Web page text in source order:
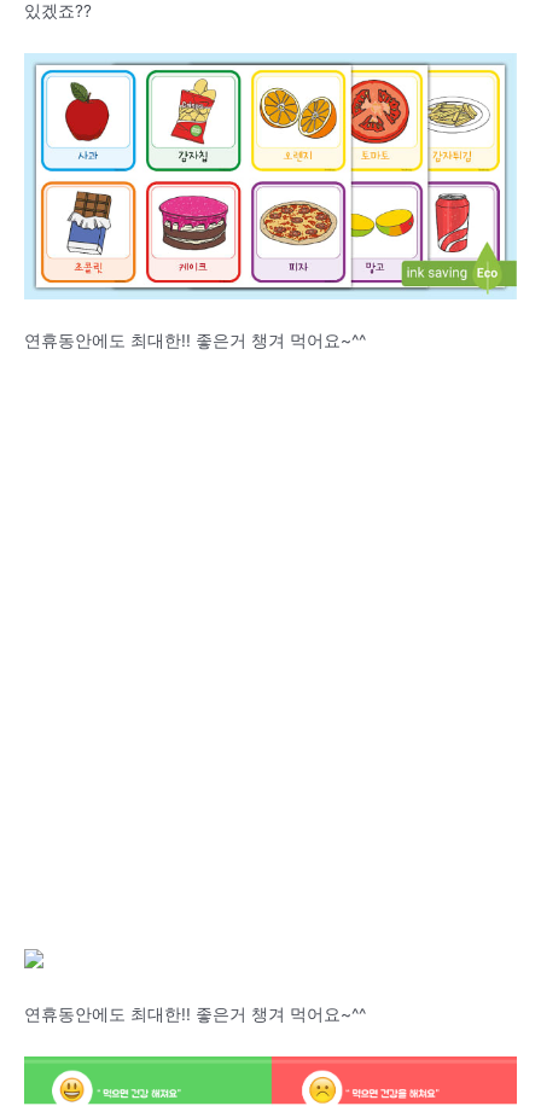
있겠죠??
연휴동안에도 최대한!! 좋은거 챙겨 먹어요~^^
연휴동안에도 최대한!! 좋은거 챙겨 먹어요~^^